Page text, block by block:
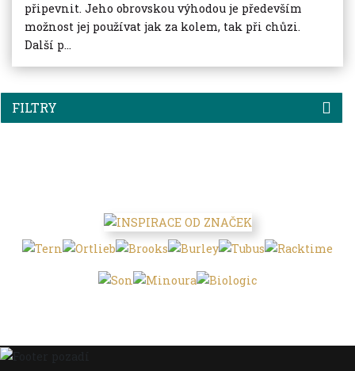
FILTRY
připevnit. Jeho obrovskou výhodou je především
možnost jej používat jak za kolem, tak při chůzi.
Další p...